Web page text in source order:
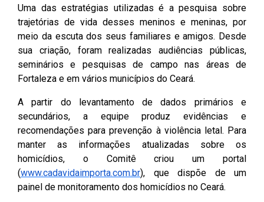
Uma das estratégias utilizadas é a pesquisa sobre
trajetórias de vida desses meninos e meninas, por
meio da escuta dos seus familiares e amigos. Desde
sua criação, foram realizadas audiências públicas,
seminários e pesquisas de campo nas áreas de
Fortaleza e em vários municípios do Ceará.
A partir do levantamento de dados primários e
secundários, a equipe produz evidências e
recomendações para prevenção à violência letal. Para
manter as informações atualizadas sobre os
homicídios, o Comitê criou um portal
(www.cadavidaimporta.com.br(Abre em nova janela)
), que dispõe de um
painel de monitoramento dos homicídios no Ceará.